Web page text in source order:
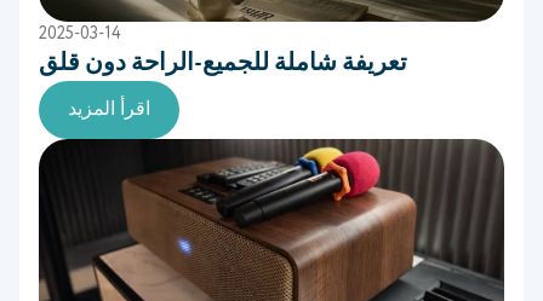
2025-03-14
تعريفة شاملة للجميع-الراحة دون قلق
اقرأ المزيد